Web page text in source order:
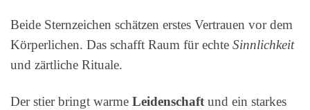
Beide Sternzeichen schätzen erstes Vertrauen vor dem
Körperlichen. Das schafft Raum für echte Sinnlichkeit
und zärtliche Rituale.
Der stier bringt warme Leidenschaftund ein starkes